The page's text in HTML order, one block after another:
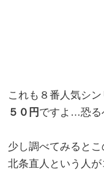
これも８番人気シ
５０円 ですよ…恐
少し調べてみるとこ
北条直人という人